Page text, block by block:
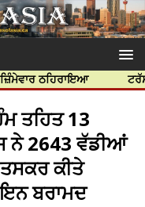
ਟਰੱਸਟਡ
ਤਹਿਤ 13
ਨੇ 2643 ਵੱਡੀਆਂ
ਕੀਤੇ
ਬਰਾਮਦ